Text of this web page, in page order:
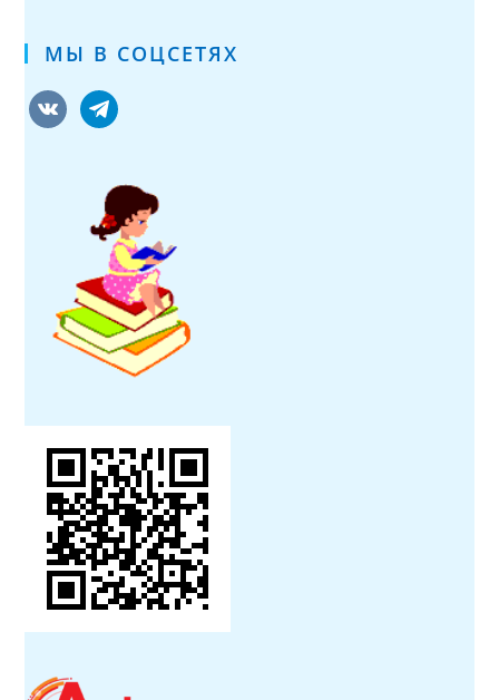
МЫ В СОЦСЕТЯХ
vkontaktetelegram